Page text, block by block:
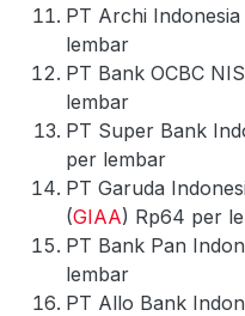
PT Archi
lembar
PT Bank OCBC
lembar
PT Super Bank
per lembar
PT Garuda
(GIAA) Rp64 per
PT Bank Pan
lembar
PT Allo Bank